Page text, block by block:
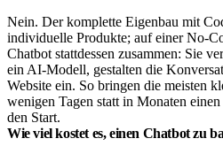
Nein. Der komplette Eigenbau mit
individuelle Produkte; auf einer No-
Chatbot stattdessen zusammen: Sie
ein AI-Modell, gestalten die
Website ein. So bringen die meisten
wenigen Tagen statt in Monaten
den Start.
Wie viel kostet es, einen Chatbot zu